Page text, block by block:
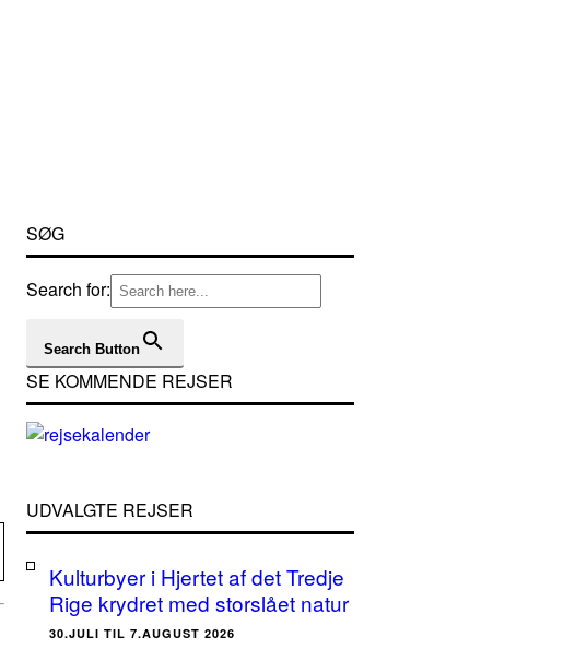
SØG
Search for:
Search Button
SE KOMMENDE REJSER
UDVALGTE REJSER
Kulturbyer i Hjertet af det Tredje
Rige krydret med storslået natur
30.JULI TIL 7.AUGUST 2026